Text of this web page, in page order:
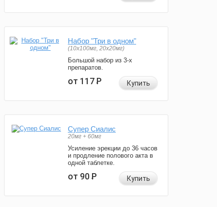
Набор "Три в одном"
(10x100мг, 20x20мг)
Большой набор из 3-х
препаратов.
от 117Р Купить
Супер Сиалис
20мг + 60мг
Усиление эрекции до 36 часов
и продление полового акта в
одной таблетке.
от 90Р Купить